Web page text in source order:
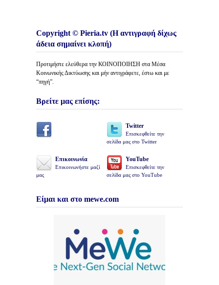
Copyright © Pieria.tv (Η αντιγραφή δίχως
άδεια σημαίνει κλοπή)
Προτιμήστε ελεύθερα την ΚΟΙΝΟΠΟΙΗΣΗ στα Μέσα
Κοινωνικής Δικτύωσης και μήν αντιγράφετε, έστω και με
“πηγή”.
Βρείτε μας επίσης:
Twitter
Επισκεφθείτε την
σελίδα μας στο Twitter
Επικοινωνία
Επικοινωνήστε μαζί
μας
YouTube
Επισκεφθείτε την
σελίδα μας στο YouTube
Είμαι και στο mewe.com